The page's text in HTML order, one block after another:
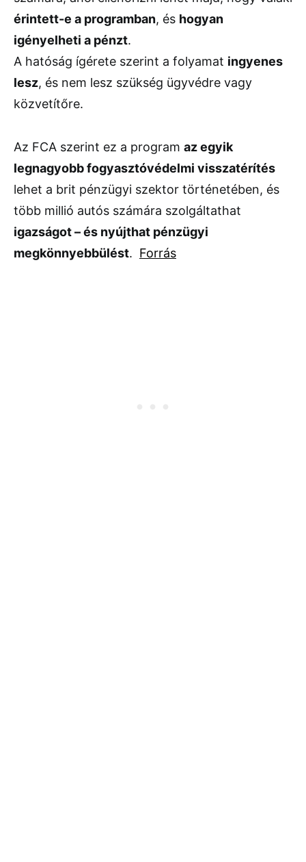
érintett-e a programban, és hogyan
igényelheti a pénzt.
A hatóság ígérete szerint a folyamat ingyenes
lesz, és nem lesz szükség ügyvédre vagy
közvetítőre.
Az FCA szerint ez a program az egyik
legnagyobb fogyasztóvédelmi visszatérítés
lehet a brit pénzügyi szektor történetében, és
több millió autós számára szolgáltathat
igazságot – és nyújthat pénzügyi
megkönnyebbülést. Forrás